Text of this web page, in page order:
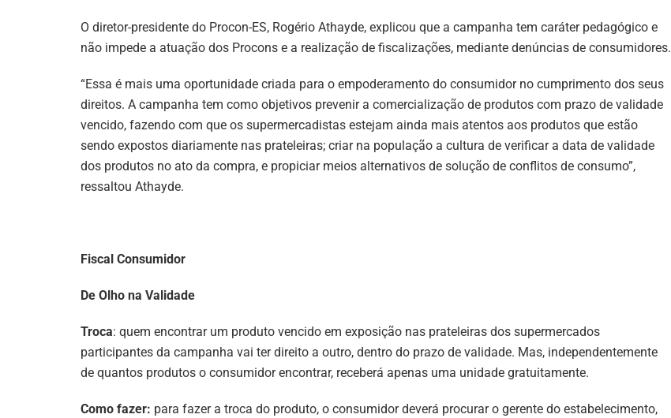
O diretor-presidente do Procon-ES, Rogério Athayde, explicou que a campanha tem caráter pedagógico e
não impede a atuação dos Procons e a realização de fiscalizações, mediante denúncias de consumidores.
“Essa é mais uma oportunidade criada para o empoderamento do consumidor no cumprimento dos seus
direitos. A campanha tem como objetivos prevenir a comercialização de produtos com prazo de validade
vencido, fazendo com que os supermercadistas estejam ainda mais atentos aos produtos que estão
sendo expostos diariamente nas prateleiras; criar na população a cultura de verificar a data de validade
dos produtos no ato da compra, e propiciar meios alternativos de solução de conflitos de consumo”,
ressaltou Athayde.
Fiscal Consumidor
De Olho na Validade
Troca: quem encontrar um produto vencido em exposição nas prateleiras dos supermercados
participantes da campanha vai ter direito a outro, dentro do prazo de validade. Mas, independentemente
de quantos produtos o consumidor encontrar, receberá apenas uma unidade gratuitamente.
Como fazer: para fazer a troca do produto, o consumidor deverá procurar o gerente do estabelecimento,